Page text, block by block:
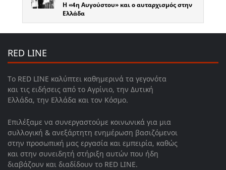
Η «4η Αυγούστου» και ο αυταρχισμός στην
Ελλάδα
RED LINE
Το RED LINE καλύπτει καθημερινά τα γεγονότα
και τις ειδήσεις από το Αγρίνιο, την Δυτική
Ελλάδα, την Ελλάδα και τον Κόσμο.
Επιλέξαμε να συνεργαστούμε κοινωνικά για μια
συλλογική & ανεξάρτητη ενημέρωση βασιζόμενοι
στην προσωπική μας εργασία και εμπειρία, καθώς
και στην συνειδητή στήριξη αυτών που ήδη
διαβάζουν και διαδίδουν το RED LINE.